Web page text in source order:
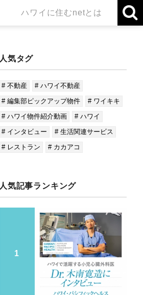
ハワイに住むnetとは
人気タグ
# 不動産
# ハワイ不動産
# 編集部ピックアップ物件
# ワイキキ
# ハワイ物件紹介動画
# ハワイ
# インタビュー
# 生活関連サービス
# レストラン
# カカアコ
人気記事ランキング